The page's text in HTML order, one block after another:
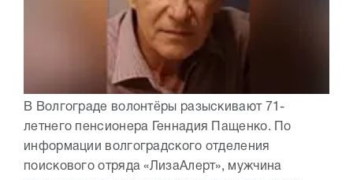
В Волгограде волонтёры разыскивают 71-
летнего пенсионера Геннадия Пащенко. По
информации волгоградского отделения
поискового отряда «ЛизаАлерт», мужчина